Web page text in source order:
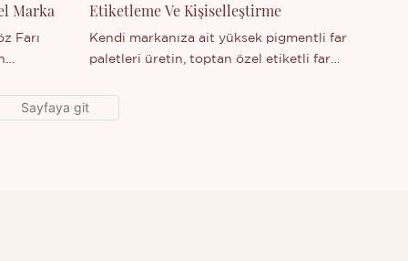
Marka
Farı
Güçlü
Etiketleme Ve Kişiselleştirme
Kendi markanıza ait yüksek pigmentli far
paletleri üretin, toptan özel etiketli far